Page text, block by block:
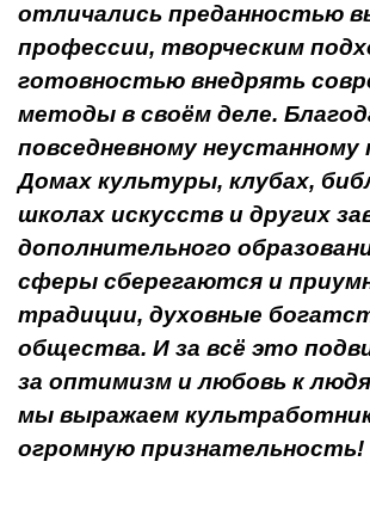
отличались преданно­стью
профессии, творческим
готовностью внедрять
методы в своём деле.
повседневному неустан­ному
Домах культуры, клубах,
школах искусств и дру­гих
дополнительного
сферы сберегаются и
традиции, духовные
общества. И за всё это
за оптимизм и любовь к
мы выражаем
огромную признательность!